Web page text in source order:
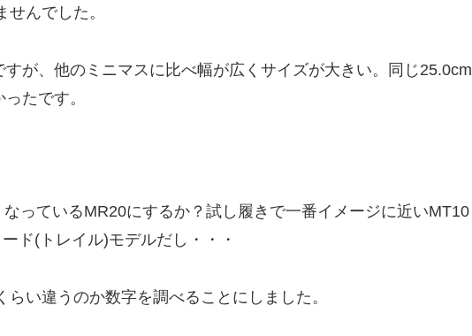
んでした。
が、他のミニマスに比べ幅が広くサイズが大きい。同じ25.0cm
たです。
っているMR20にするか？試し履きで一番イメージに近いMT10
ド(トレイル)モデルだし・・・
い違うのか数字を調べることにしました。